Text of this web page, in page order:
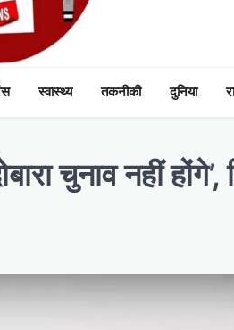
स्वास्थ्य तकनीकी दुनिया
चुनाव नहीं